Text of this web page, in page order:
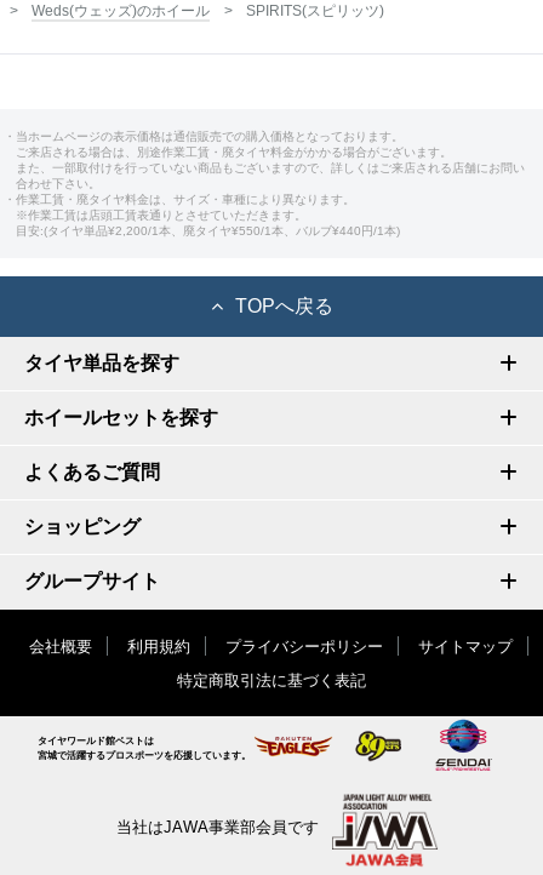
Weds(ウェッズ)のホイール
SPIRITS(スピリッツ)
・当ホームページの表示価格は通信販売での購入価格となっております。
ご来店される場合は、別途作業工賃・廃タイヤ料金がかかる場合がございます。
また、一部取付けを行っていない商品もございますので、詳しくはご来店される店舗にお問い
合わせ下さい。
・作業工賃・廃タイヤ料金は、サイズ・車種により異なります。
※作業工賃は店頭工賃表通りとさせていただきます。
目安:(タイヤ単品¥2,200/1本、廃タイヤ¥550/1本、バルブ¥440円/1本)
TOPへ戻る
タイヤ単品を探す
ホイールセットを探す
よくあるご質問
ショッピング
グループサイト
会社概要 利用規約 プライバシーポリシー
サイトマップ
特定商取引法に基づく表記
タイヤワールド館ベストは
宮城で活躍するプロスポーツを応援しています。
当社はJAWA事業部会員です